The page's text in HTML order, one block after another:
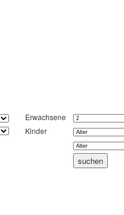
Erwachsene
Kinder